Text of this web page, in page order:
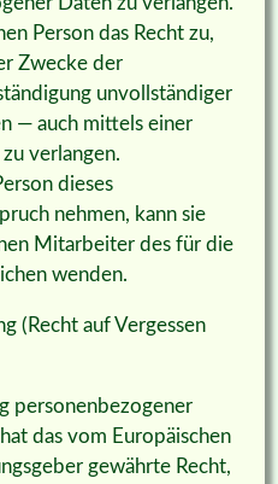
Person das Recht zu,
Zwecke der
unvollständiger
— auch mittels einer
verlangen.
dieses
nehmen, kann sie
Mitarbeiter des für die
wenden.
(Recht auf Vergessen
personenbezogener
das vom Europäischen
gewährte Recht,